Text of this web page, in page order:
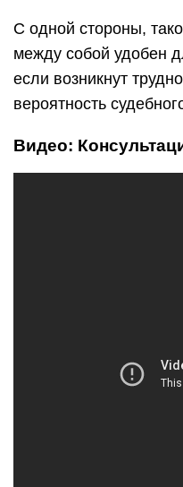
С одной стороны,
между собой удобен
если возникнут
вероятность
Видео: